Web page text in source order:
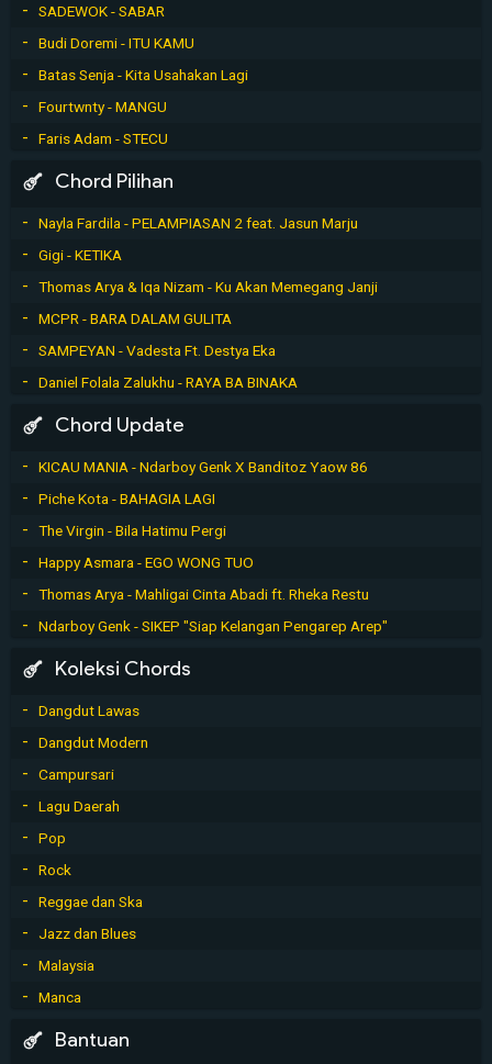
SADEWOK - SABAR
Budi Doremi - ITU KAMU
Batas Senja - Kita Usahakan Lagi
Fourtwnty - MANGU
Faris Adam - STECU
Chord Pilihan
Nayla Fardila - PELAMPIASAN 2 feat. Jasun Marju
Gigi - KETIKA
Thomas Arya & Iqa Nizam - Ku Akan Memegang Janji
MCPR - BARA DALAM GULITA
SAMPEYAN - Vadesta Ft. Destya Eka
Daniel Folala Zalukhu - RAYA BA BINAKA
Chord Update
KICAU MANIA - Ndarboy Genk X Banditoz Yaow 86
Piche Kota - BAHAGIA LAGI
The Virgin - Bila Hatimu Pergi
Happy Asmara - EGO WONG TUO
Thomas Arya - Mahligai Cinta Abadi ft. Rheka Restu
Ndarboy Genk - SIKEP "Siap Kelangan Pengarep Arep"
Koleksi Chords
Dangdut Lawas
Dangdut Modern
Campursari
Lagu Daerah
Pop
Rock
Reggae dan Ska
Jazz dan Blues
Malaysia
Manca
Bantuan